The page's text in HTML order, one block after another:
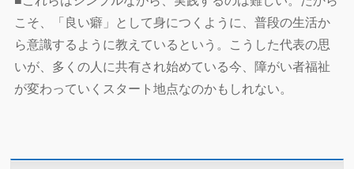
こそ、「良い癖」として身につくように、普段の生活か
ら意識するように教えているという。こうした代表の思
いが、多くの人に共有され始めている今、障がい者福祉
が変わっていくスタート地点なのかもしれない。